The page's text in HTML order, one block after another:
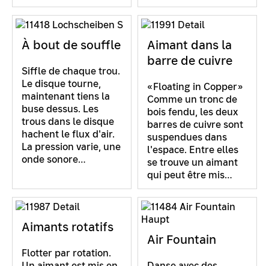
À bout de souffle
Siffle de chaque trou.
Le disque tourne,
maintenant tiens la
buse dessus. Les
trous dans le disque
hachent le flux d'air.
La pression varie, une
onde sonore…
Aimant dans la
barre de cuivre
«Floating in Copper»
Comme un tronc de
bois fendu, les deux
barres de cuivre sont
suspendues dans
l'espace. Entre elles
se trouve un aimant
qui peut être mis…
Aimants rotatifs
Flotter par rotation.
Air Fountain